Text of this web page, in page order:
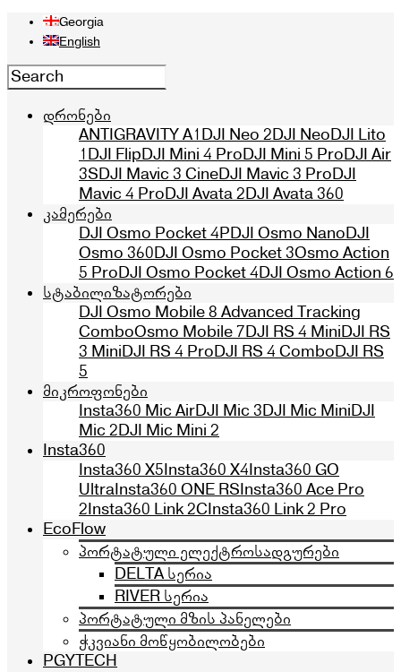
Georgia
English
დრონები
ANTIGRAVITY A1DJI Neo 2DJI NeoDJI Lito
1DJI FlipDJI Mini 4 ProDJI Mini 5 ProDJI Air
3SDJI Mavic 3 CineDJI Mavic 3 ProDJI
Mavic 4 ProDJI Avata 2DJI Avata 360
კამერები
DJI Osmo Pocket 4PDJI Osmo NanoDJI
Osmo 360DJI Osmo Pocket 3Osmo Action
5 ProDJI Osmo Pocket 4DJI Osmo Action 6
სტაბილიზატორები
DJI Osmo Mobile 8 Advanced Tracking
ComboOsmo Mobile 7DJI RS 4 MiniDJI RS
3 MiniDJI RS 4 ProDJI RS 4 ComboDJI RS
5
მიკროფონები
Insta360 Mic AirDJI Mic 3DJI Mic MiniDJI
Mic 2DJI Mic Mini 2
Insta360
Insta360 X5Insta360 X4Insta360 GO
UltraInsta360 ONE RSInsta360 Ace Pro
2Insta360 Link 2CInsta360 Link 2 Pro
EcoFlow
პორტატული ელექტროსადგურები
DELTA სერია
RIVER სერია
პორტატული მზის პანელები
ჭკვიანი მოწყობილობები
PGYTECH